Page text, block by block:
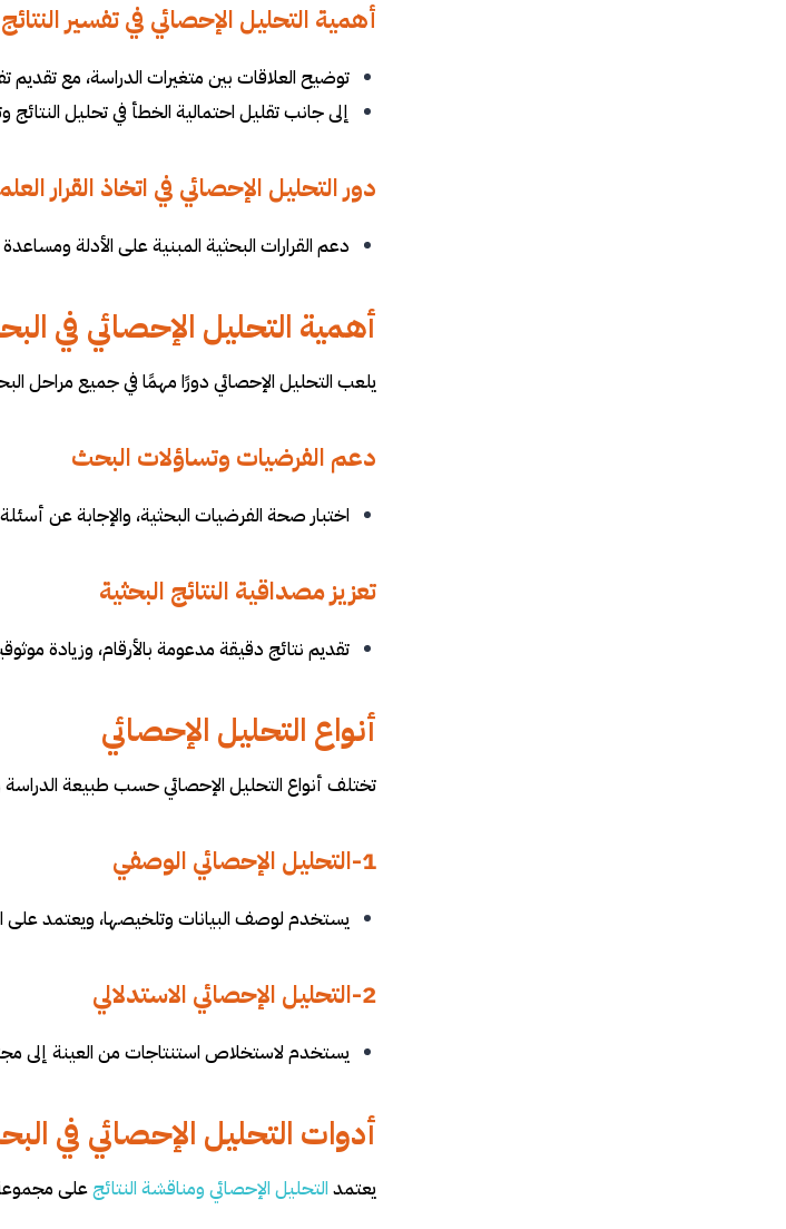
أهمية التحليل الإحصائي في تفسير النتائج
توضيح العلاقات بين متغيرات الدراسة، مع تقديم
إلى جانب تقليل احتمالية الخطأ في تحليل
دور التحليل الإحصائي في اتخاذ القرار
دعم القرارات البحثية المبنية على الأدلة
أهمية التحليل الإحصائي في
يلعب التحليل الإحصائي دورًا مهمًا في جميع مراحل
دعم الفرضيات وتساؤلات البحث
اختبار صحة الفرضيات البحثية، والإجابة عن
تعزيز مصداقية النتائج البحثية
تقديم نتائج دقيقة مدعومة بالأرقام، وزيادة
أنواع التحليل الإحصائي
تختلف أنواع التحليل الإحصائي حسب طبيعة الدراسة
1-التحليل الإحصائي الوصفي
يستخدم لوصف البيانات وتلخيصها، ويعتمد على
2-التحليل الإحصائي الاستدلالي
يستخدم لاستخلاص استنتاجات من العينة إلى
أدوات التحليل الإحصائي في
يعتمد التحليل الإحصائي ومناقشة النتائجعلى مجموعة